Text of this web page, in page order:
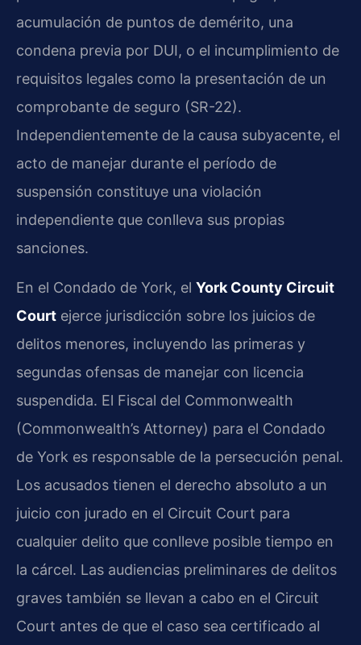
acumulación de puntos de demérito, una
condena previa por DUI, o el incumplimiento de
requisitos legales como la presentación de un
comprobante de seguro (SR-22).
Independientemente de la causa subyacente, el
acto de manejar durante el período de
suspensión constituye una violación
independiente que conlleva sus propias
sanciones.
En el Condado de York, el York County Circuit
Court ejerce jurisdicción sobre los juicios de
delitos menores, incluyendo las primeras y
segundas ofensas de manejar con licencia
suspendida. El Fiscal del Commonwealth
(Commonwealth’s Attorney) para el Condado
de York es responsable de la persecución penal.
Los acusados tienen el derecho absoluto a un
juicio con jurado en el Circuit Court para
cualquier delito que conlleve posible tiempo en
la cárcel. Las audiencias preliminares de delitos
graves también se llevan a cabo en el Circuit
Court antes de que el caso sea certificado al